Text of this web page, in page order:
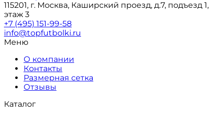
115201, г. Москва, Каширский проезд, д.7, подъезд 1,
этаж 3
+7 (495) 151-99-58
info@topfutbolki.ru
Меню
О компании
Контакты
Размерная сетка
Отзывы
Каталог